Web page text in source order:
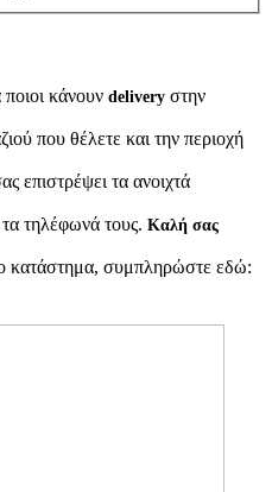
κάνουν delivery στην
που θέλετε και την περιοχή
επιστρέψει τα ανοιχτά
τα τηλέφωνά τους. Καλή σας
κατάστημα, συμπληρώστε εδώ: